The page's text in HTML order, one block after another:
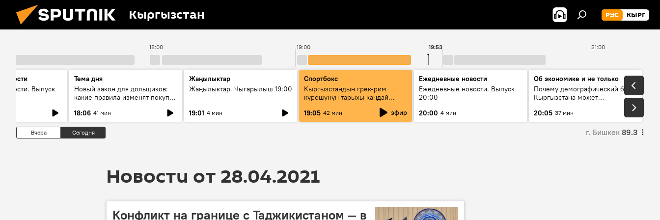
Кыргызстан РУС КЫРГ
18:00 19:00 21:00
19:53
Выпуск
Тема дня
Новый закон для дольщиков:
какие правила изменят покупку
18:06 41 мин
Жаңылыктар
Жаңылыктар. Чыгарылыш 19:00
19:01 4 мин
Спортбокс
Кыргызстандын грек-рим
күрөшүнүн тарыхы кандай
19:05 42 мин эфир
Ежедневные новости
Ежедневные новости. Выпуск
20:00
20:00 4 мин
Об экономике и не только
Почему демографический бум
Кыргызстана может
превратиться в проблему и как
этого избежать
20:05 37 мин
Вчера Сегодня г. Бишкек 89.3
Новости от 28.04.2021
Конфликт на границе с Таджикистаном — в